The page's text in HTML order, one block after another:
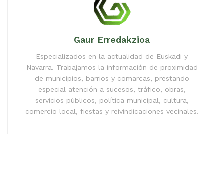
Gaur Erredakzioa
Especializados en la actualidad de Euskadi y
Navarra. Trabajamos la información de proximidad
de municipios, barrios y comarcas, prestando
especial atención a sucesos, tráfico, obras,
servicios públicos, política municipal, cultura,
comercio local, fiestas y reivindicaciones vecinales.